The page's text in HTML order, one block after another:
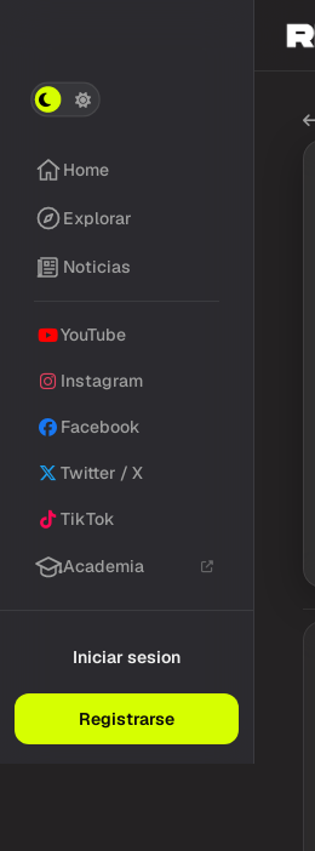
Home
Explorar
Noticias
YouTube
Instagram
Facebook
Twitter / X
TikTok
Academia
Iniciar sesion
Registrarse